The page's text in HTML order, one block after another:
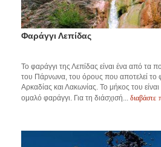
Φαράγγι Λεπίδας
Το φαράγγι της Λεπίδας είναι ένα από τα
του Πάρνωνα, του όρους που αποτελεί το
Αρκαδίας και Λακωνίας. Το μήκος του είναι
ομαλό φαράγγι. Για τη διάσχισή... διαβάστε